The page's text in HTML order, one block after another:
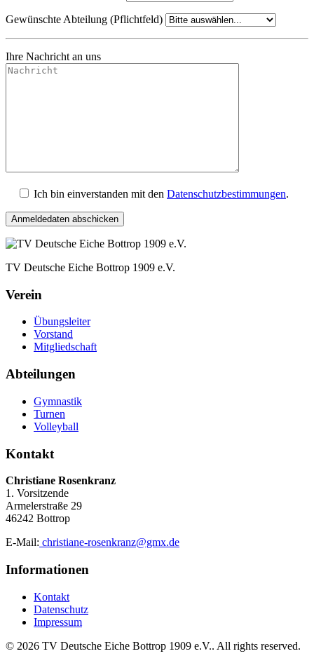
Gewünschte Abteilung (Pflichtfeld)
Ihre Nachricht an uns
Ich bin einverstanden mit den Datenschutzbestimmungen.
TV Deutsche Eiche Bottrop 1909 e.V.
Verein
Übungsleiter
Vorstand
Mitgliedschaft
Abteilungen
Gymnastik
Turnen
Volleyball
Kontakt
Christiane Rosenkranz
1. Vorsitzende
Armelerstraße 29
46242 Bottrop
E-Mail: christiane-rosenkranz@gmx.de
Informationen
Kontakt
Datenschutz
Impressum
© 2026 TV Deutsche Eiche Bottrop 1909 e.V.. All rights reserved.